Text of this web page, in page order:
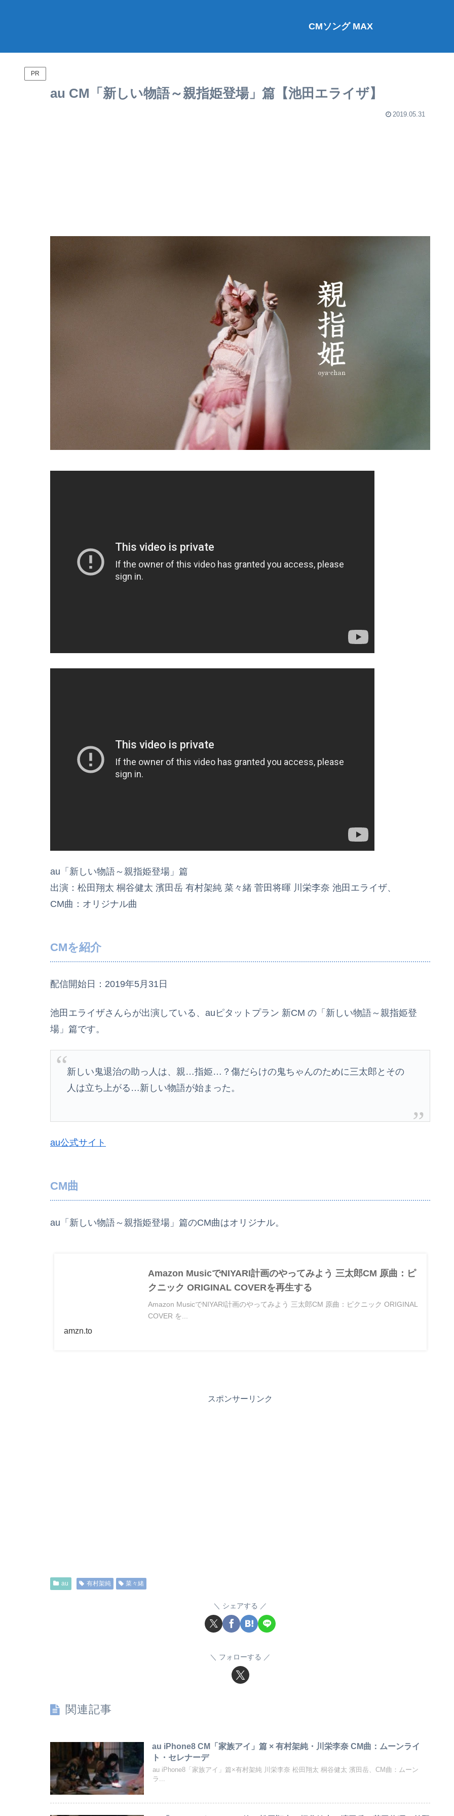
CMソング MAX
PR
au CM「新しい物語～親指姫登場」篇【池田エライザ】
2019.05.31
au「新しい物語～親指姫登場」篇
出演：松田翔太 桐谷健太 濱田岳 有村架純 菜々緒 菅田将暉 川栄李奈 池田エライザ、
CM曲：オリジナル曲
CMを紹介
配信開始日：2019年5月31日
池田エライザさんらが出演している、auピタットプラン 新CM の「新しい物語～親指姫登
場」篇です。
新しい鬼退治の助っ人は、親…指姫…？傷だらけの鬼ちゃんのために三太郎とその
人は立ち上がる…新しい物語が始まった。
au公式サイト
CM曲
au「新しい物語～親指姫登場」篇のCM曲はオリジナル。
Amazon MusicでNIYARI計画のやってみよう 三太郎CM 原曲：ピ
クニック ORIGINAL COVERを再生する
Amazon MusicでNIYARI計画のやってみよう 三太郎CM 原曲：ピクニック ORIGINAL
COVER を...
amzn.to
スポンサーリンク
au 有村架純 菜々緒
シェアする
フォローする
関連記事
au iPhone8 CM「家族アイ」篇 × 有村架純・川栄李奈 CM曲：ムーンライ
ト・セレナーデ
au iPhone8「家族アイ」篇×有村架純 川栄李奈 松田翔太 桐谷健太 濱田岳、CM曲：ムーン
ラ...